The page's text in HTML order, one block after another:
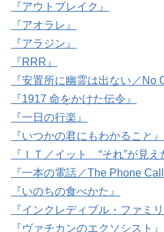
『アウトブレイク』
『アオラレ』
『アラジン』
『RRR』
『安置所に幽霊は出ない／No
『1917 命をかけた伝令』
『一日の行楽』
『いつかの君にもわかること』
『ＩＴ／イット “それ”が見え
『一本の電話／The Phone Call
『いのちの食べかた』
『インクレディブル・ファミリ
『ヴァチカンのエクソシスト』